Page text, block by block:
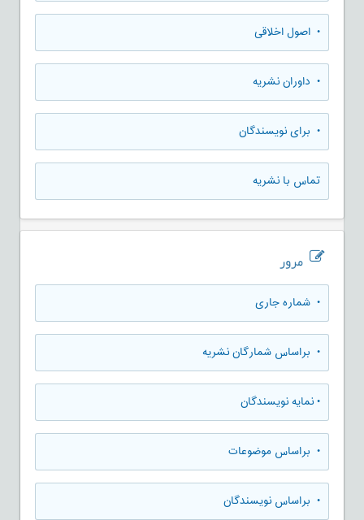
• اصول اخلاقی
• داوران نشریه
• برای نویسندگان
تماس با نشریه
مرور
• شماره جاری
• براساس شمارگان نشریه
•نمایه نویسندگان
• براساس موضوعات
• براساس نویسندگان